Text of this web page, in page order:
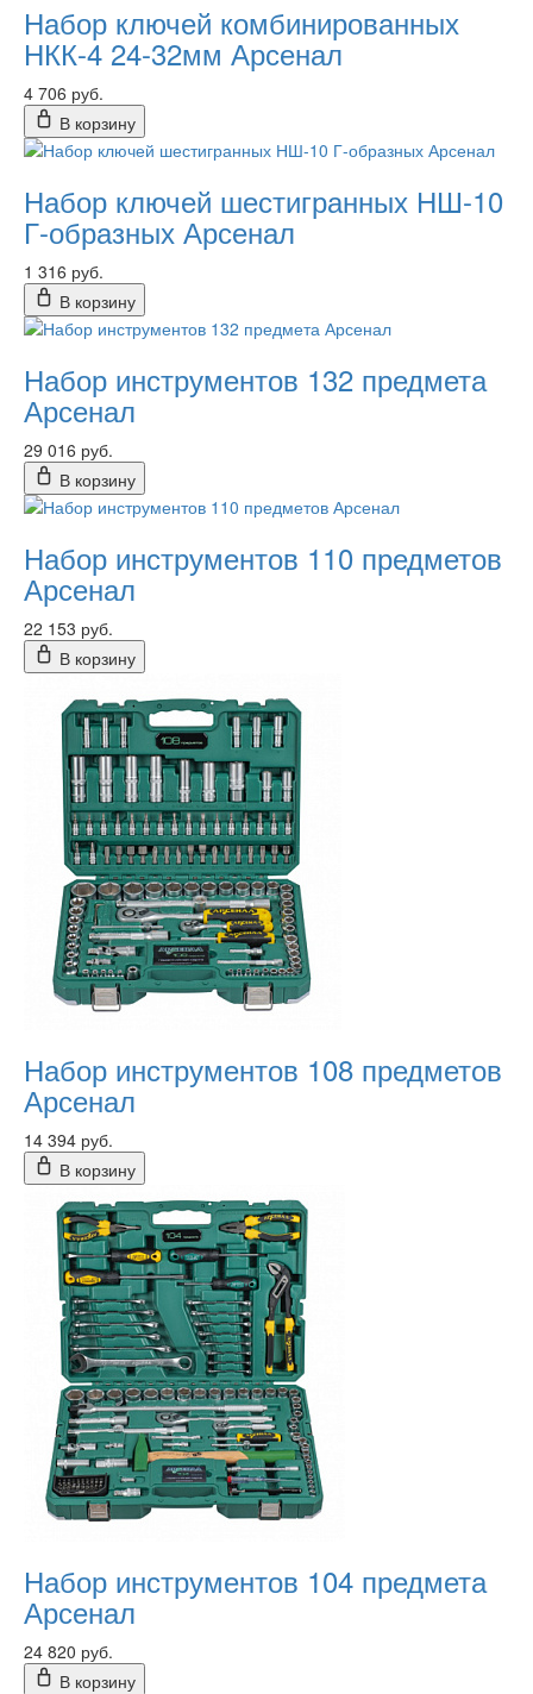
Набор ключей комбинированных
НКК-4 24-32мм Арсенал
4 706 руб.
В корзину
Набор ключей шестигранных НШ-10
Г-образных Арсенал
1 316 руб.
В корзину
Набор инструментов 132 предмета
Арсенал
29 016 руб.
В корзину
Набор инструментов 110 предметов
Арсенал
22 153 руб.
В корзину
Набор инструментов 108 предметов
Арсенал
14 394 руб.
В корзину
Набор инструментов 104 предмета
Арсенал
24 820 руб.
В корзину